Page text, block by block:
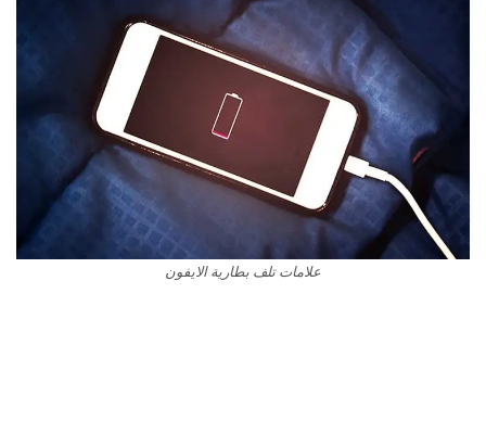
علامات تلف بطارية الايفون